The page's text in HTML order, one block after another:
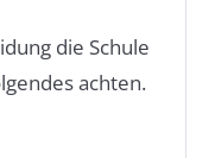
die Schule
achten.